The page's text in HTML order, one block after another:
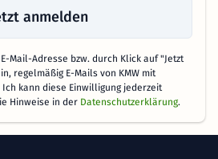
anmelden
Mail-Adresse bzw. durch Klick auf "Jetzt
regelmäßig E-Mails von KMW mit
kann diese Einwilligung jederzeit
Hinweise in der Datenschutzerklärung.